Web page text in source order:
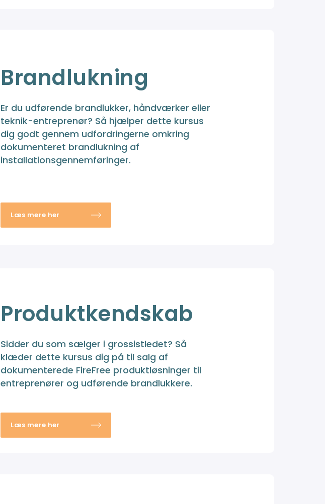
Brandlukning
Er du udførende brandlukker, håndværker eller
teknik-entreprenør? Så hjælper dette kursus
dig godt gennem udfordringerne omkring
dokumenteret brandlukning af
installationsgennemføringer.
Læs mere her
Produktkendskab
Sidder du som sælger i grossistledet? Så
klæder dette kursus dig på til salg af
dokumenterede FireFree produktløsninger til
entreprenører og udførende brandlukkere.
Læs mere her